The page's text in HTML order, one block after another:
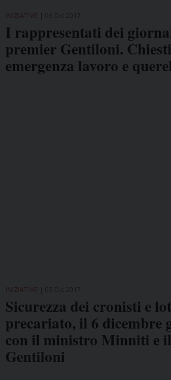
INIZIATIVE
I rappresentati dei
premier Gentiloni.
emergenza lavoro e
INIZIATIVE
Sicurezza dei cronisti e
precariato, il 6 dicembre
con il ministro Minniti e
Gentiloni